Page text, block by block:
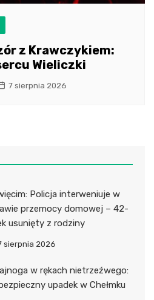
z Krawczykiem:
Wieliczki
7 sierpnia 2026
Policja interweniuje w
przemocy domowej – 42-
usunięty z rodziny
sierpnia 2026
w rękach nietrzeźwego:
upadek w Chełmku